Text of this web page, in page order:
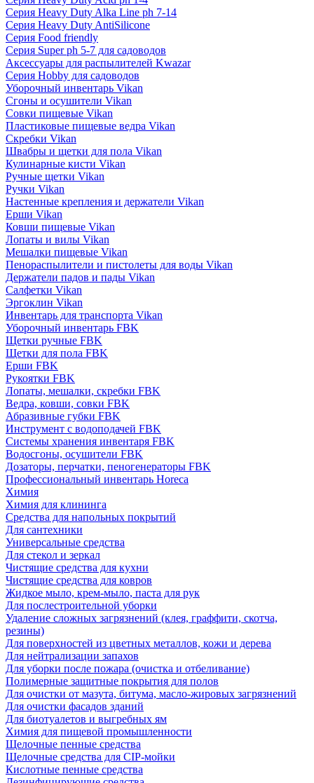
Серия Heavy Duty Alka Line ph 7-14
Серия Heavy Duty AntiSilicone
Серия Food friendly
Серия Super ph 5-7 для садоводов
Аксессуары для распылителей Kwazar
Серия Hobby для садоводов
Уборочный инвентарь Vikan
Сгоны и осушители Vikan
Совки пищевые Vikan
Пластиковые пищевые ведра Vikan
Скребки Vikan
Швабры и щетки для пола Vikan
Кулинарные кисти Vikan
Ручные щетки Vikan
Ручки Vikan
Настенные крепления и держатели Vikan
Ерши Vikan
Ковши пищевые Vikan
Лопаты и вилы Vikan
Мешалки пищевые Vikan
Пенораспылители и пистолеты для воды Vikan
Держатели падов и пады Vikan
Салфетки Vikan
Эргоклин Vikan
Инвентарь для транспорта Vikan
Уборочный инвентарь FBK
Щетки ручные FBK
Щетки для пола FBK
Ерши FBK
Рукоятки FBK
Лопаты, мешалки, скребки FBK
Ведра, ковши, совки FBK
Абразивные губки FBK
Инструмент с водоподачей FBK
Системы хранения инвентаря FBK
Водосгоны, осушители FBK
Дозаторы, перчатки, пеногенераторы FBK
Профессиональный инвентарь Horeca
Химия
Химия для клининга
Средства для напольных покрытий
Для сантехники
Универсальные средства
Для стекол и зеркал
Чистящие средства для кухни
Чистящие средства для ковров
Жидкое мыло, крем-мыло, паста для рук
Для послестроительной уборки
Удаление сложных загрязнений (клея, граффити, скотча,
резины)
Для поверхностей из цветных металлов, кожи и дерева
Для нейтрализации запахов
Для уборки после пожара (очистка и отбеливание)
Полимерные защитные покрытия для полов
Для очистки от мазута, битума, масло-жировых загрязнений
Для очистки фасадов зданий
Для биотуалетов и выгребных ям
Химия для пищевой промышленности
Щелочные пенные средства
Щелочные средства для CIP-мойки
Кислотные пенные средства